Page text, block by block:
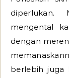
diperlukan.
mengental
dengan
berlebih juga